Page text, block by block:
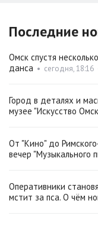
Последние
Омск спустя
данса • сегодня, 18:16
Город в деталях и
музее "Искусство
От "Кино" до
вечер "Музыкального
Оперативники
мстит за пса. О чём